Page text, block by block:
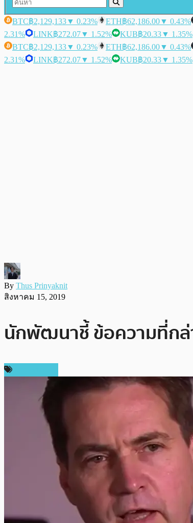
BTC฿2,129,133▼ 0.23% ETH฿62,186.00▼ 0.43%
2.31%
LINK฿272.07▼ 1.52% KUB฿20.33▼ 1.35%
BTC฿2,129,133▼ 0.23% ETH฿62,186.00▼ 0.43%
2.31%
LINK฿272.07▼ 1.52% KUB฿20.33▼ 1.35%
By Thus Prinyaknit
สิงหาคม 15, 2019
นักพัฒนาชี้ ข้อความที่กล่